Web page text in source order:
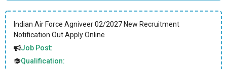
Indian Air Force Agniveer 02/2027 New Recruitment
Notification Out Apply Online
Job Post:
Qualification: